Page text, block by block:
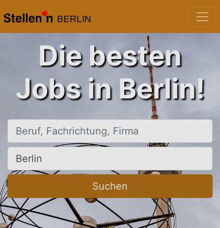
BERLIN
Die besten
Jobs in Berlin!
Beruf, Fachrichtung, Firma
Ort, Stadt
Suchen